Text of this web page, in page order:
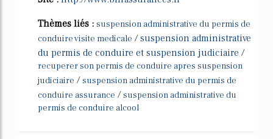
Thèmes liés : suspension administrative du permis de
conduire visite medicale /suspension administrative
du permis de conduire et suspension judiciaire /
recuperer son permis de conduire apres suspension
judiciaire /suspension administrative du permis de
conduire assurance /suspension administrative du
permis de conduire alcool